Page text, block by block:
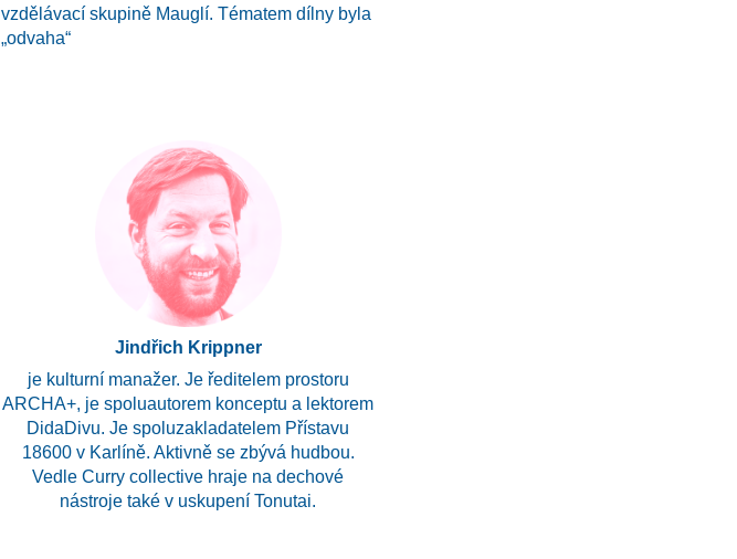
vzdělávací skupině Mauglí. Tématem dílny byla
„odvaha“
Jindřich Krippner
je kulturní manažer. Je ředitelem prostoru
ARCHA+, je spoluautorem konceptu a lektorem
DidaDivu. Je spoluzakladatelem Přístavu
18600 v Karlíně. Aktivně se zbývá hudbou.
Vedle Curry collective hraje na dechové
nástroje také v uskupení Tonutai.